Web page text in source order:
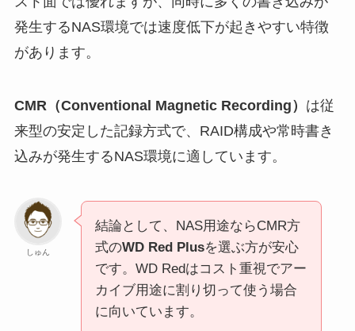
発生するNAS環境では速度低下が起きやすい特徴
があります。
CMR（Conventional Magnetic Recording） は従
来型の安定した記録方式で、RAID構成や常時書き
込みが発生するNAS環境に適しています。
しゅん
結論として、NAS用途ならCMR方
式のWD Red Plusを選ぶ方が安心
です。WD Redはコスト重視でアー
カイブ用途に割り切って使う場合
に向いています。